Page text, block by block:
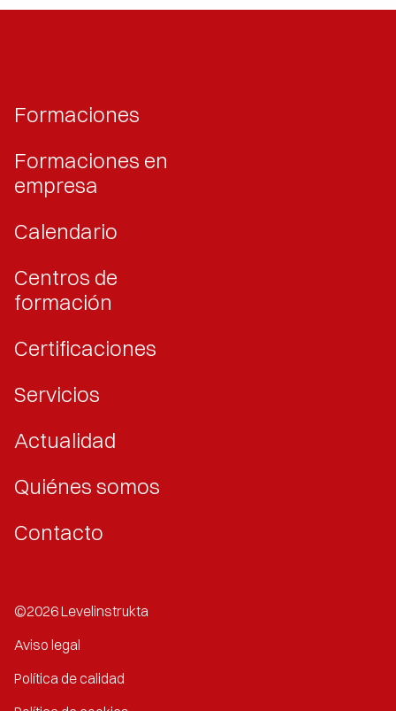
Formaciones
Formaciones en
empresa
Calendario
Centros de
formación
Certificaciones
Servicios
Actualidad
Quiénes somos
Contacto
©2026 Levelinstrukta
Aviso legal
Política de calidad